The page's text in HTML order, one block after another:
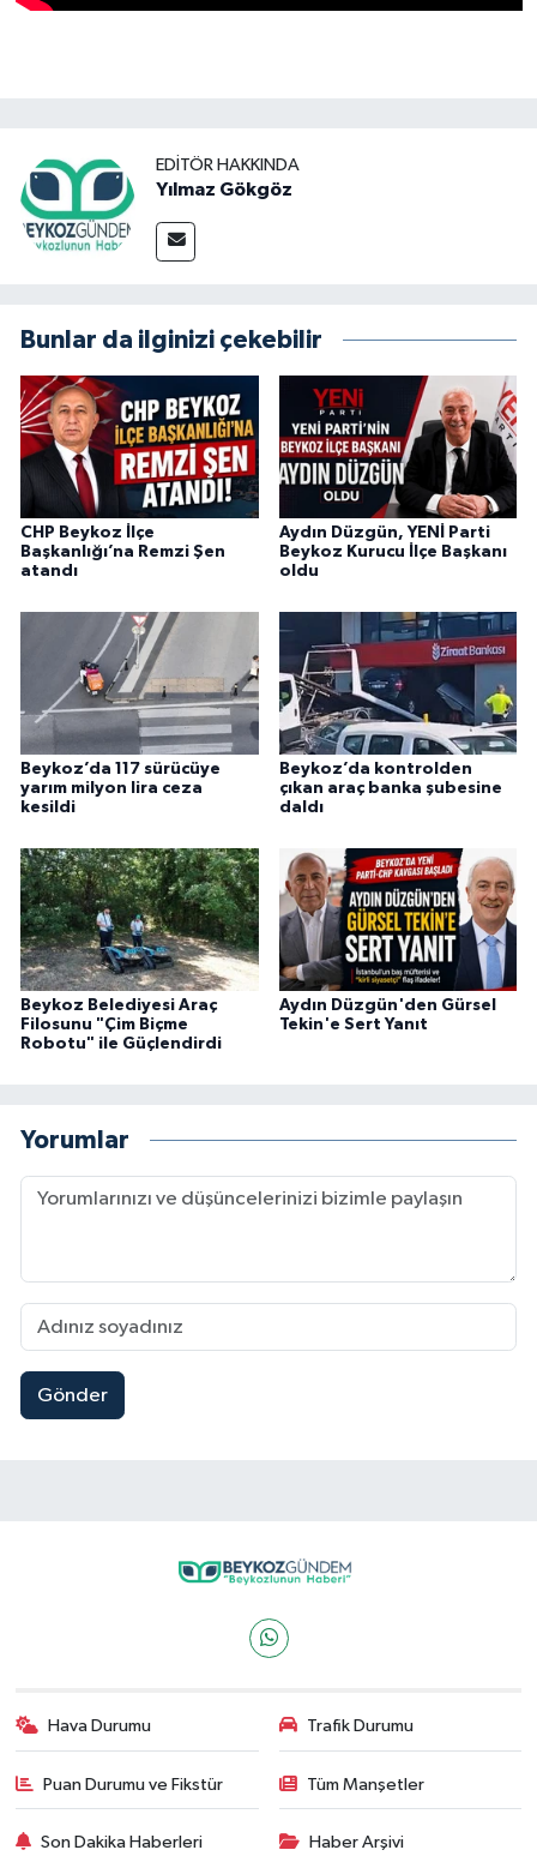
EDITÖR HAKKINDA
Yılmaz Gökgöz
Bunlar da ilginizi çekebilir
CHP Beykoz İlçe
Başkanlığı’na Remzi Şen
atandı
Aydın Düzgün, YENİ Parti
Beykoz Kurucu İlçe Başkanı
oldu
Beykoz’da 117 sürücüye
yarım milyon lira ceza
kesildi
Beykoz’da kontrolden
çıkan araç banka şubesine
daldı
Beykoz Belediyesi Araç
Filosunu "Çim Biçme
Robotu" ile Güçlendirdi
Aydın Düzgün'den Gürsel
Tekin'e Sert Yanıt
Yorumlar
Gönder
Hava Durumu Trafik Durumu
Puan Durumu ve Fikstür Tüm Manşetler
Son Dakika Haberleri Haber Arşivi